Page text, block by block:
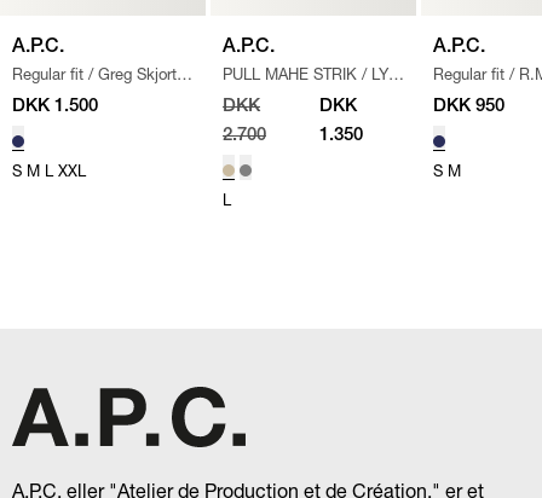
A.P.C.
Regular fit / Greg Skjorte
/ BLÅ/HVID
DKK 1.500
S M L XXL
A.P.C.
PULL MAHE STRIK / LYS
BRUN
DKK
2.700
DKK
1.350
L
A.P.C.
Regular fit /
T-shirt / LYS
DKK 950
S M
A.P.C, eller "Atelier de Production et de Création," er et